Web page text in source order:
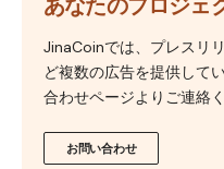
JinaCoinでは、プレスリ
ど複数の広告を提供して
合わせページよりご連絡く
お問い合わせ